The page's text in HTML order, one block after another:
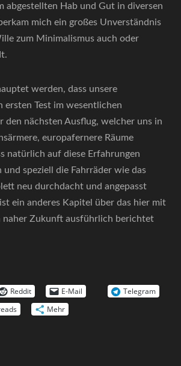
abgestellten Hab und Gut in diversen
mich ein großes Unverständnis
zum Minimalismus auch oder
werden, dass unsere
ersten Test im wesentlichen
den nächsten Ausflug, welcher uns in
europafernere Räume
natürlich auf diese Erfahrungen
speziell die Fahrräder wie das
neu durchdacht und angepasst
ein anderes Kapitel über das hier mit
naher Zukunft ausführlich berichtet
Reddit E-Mail
Telegram
Mehr